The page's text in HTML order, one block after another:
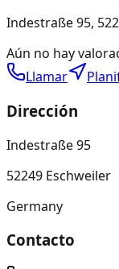
Indestraße 95,
Aún no hay
Llamar
Dirección
Indestraße 95
52249 Eschweiler
Germany
Contacto